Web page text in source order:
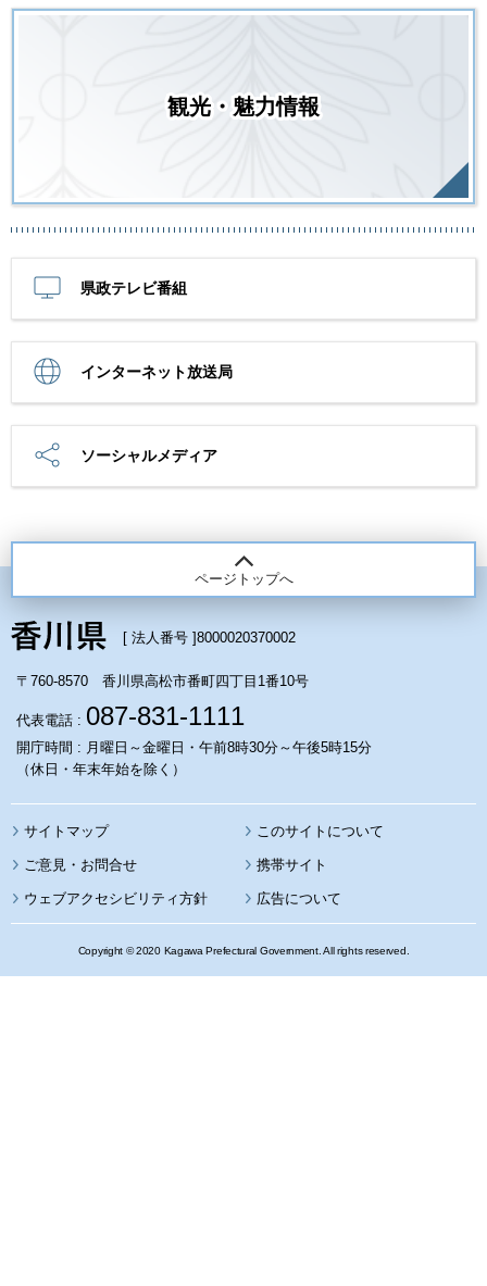
観光・魅力情報
県政テレビ番組
インターネット放送局
ソーシャルメディア
ページトップへ
[ 法人番号 ]8000020370002
〒760-8570 香川県高松市番町四丁目1番10号
代表電話 : 087-831-1111
開庁時間 : 月曜日～金曜日・午前8時30分～午後5時15分
（休日・年末年始を除く）
サイトマップ このサイトについて
携帯サイト
ウェブアクセシビリティ方針 広告について
Copyright © 2020 Kagawa Prefectural Government. All rights reserved.